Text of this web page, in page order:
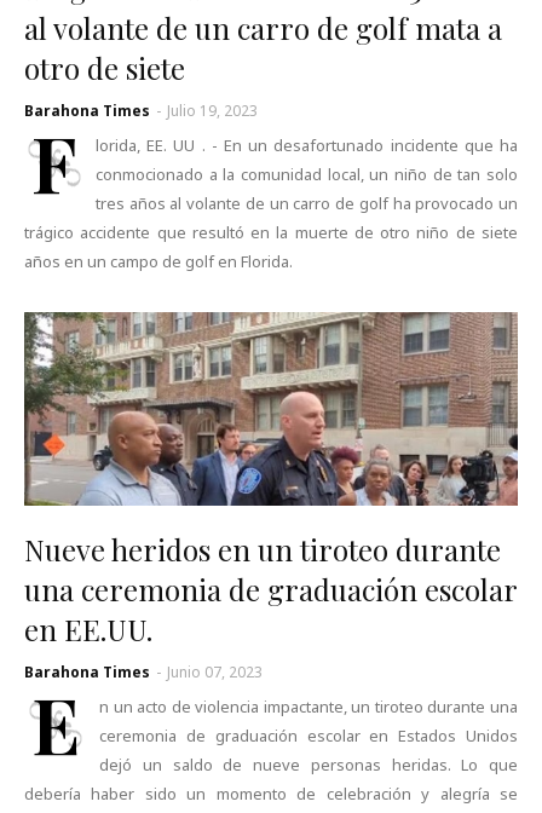
al volante de un carro de golf mata a
otro de siete
Barahona Times - Julio 19, 2023
F
lorida, EE. UU . - En un desafortunado incidente que ha
conmocionado a la comunidad local, un niño de tan solo
tres años al volante de un carro de golf ha provocado un
trágico accidente que resultó en la muerte de otro niño de siete
años en un campo de golf en Florida.
Nueve heridos en un tiroteo durante
una ceremonia de graduación escolar
en EE.UU.
Barahona Times - Junio 07, 2023
E
n un acto de violencia impactante, un tiroteo durante una
ceremonia de graduación escolar en Estados Unidos
dejó un saldo de nueve personas heridas. Lo que
debería haber sido un momento de celebración y alegría se